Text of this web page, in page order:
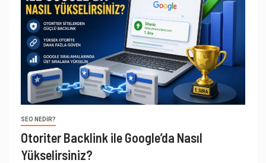
SEO NEDIR?
Otoriter Backlink ile Google’da Nasıl
Yükselirsiniz?